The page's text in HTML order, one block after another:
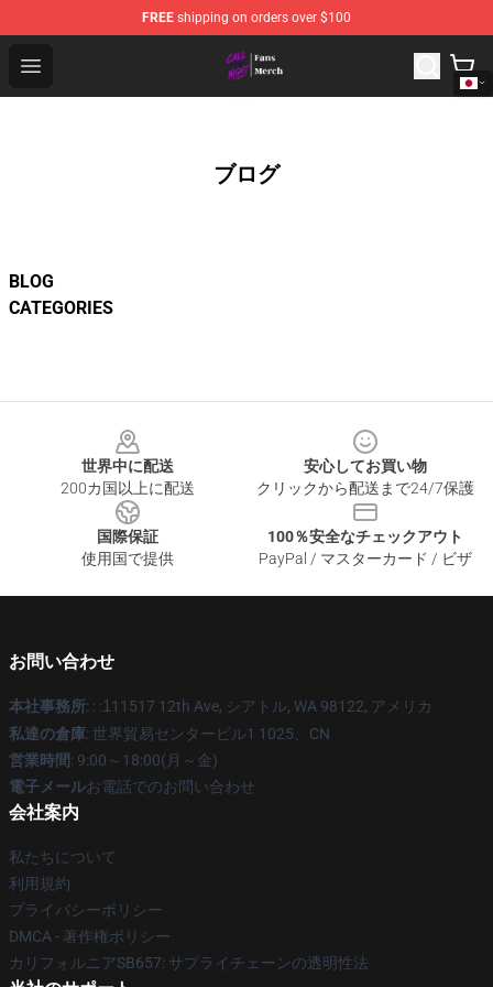
FREE shipping on orders over $100
Open menu
Call of the Night Store - Official Call of the Night
ブログ
BLOG
CATEGORIES
世界中に配送
200カ国以上に配送
安心してお買い物
クリックから配送まで24/7保護
国際保証
使用国で提供
100％安全なチェックアウト
PayPal / マスターカード / ビザ
お問い合わせ
本社事務所: : :1 11517 12th Ave, シアトル, WA 98122, アメリカ
私達の倉庫: 世界貿易センタービル1 1025、CN
営業時間: 9:00～18:00(月～金)
電子メールお電話でのお問い合わせ
会社案内
私たちについて
利用規約
プライバシーポリシー
DMCA - 著作権ポリシー
カリフォルニアSB657: サプライチェーンの透明性法